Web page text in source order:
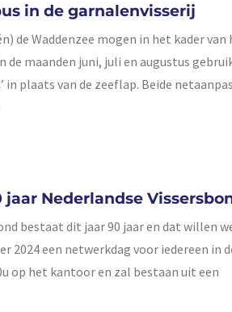
in de garnalenvisserij
de Waddenzee mogen in het kader
de maanden juni, juli en augustus
in plaats van de zeeflap. Beide
jaar Nederlandse
bestaat dit jaar 90 jaar en dat willen
2024 een netwerkdag voor iedereen in
op het kantoor en zal bestaan uit een